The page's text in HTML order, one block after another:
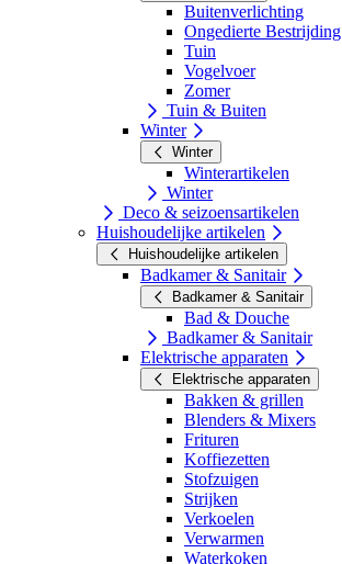
Buitenverlichting
Ongedierte Bestrijding
Tuin
Vogelvoer
Zomer
Tuin & Buiten
Winter
Winter
Winterartikelen
Winter
Deco & seizoensartikelen
Huishoudelijke artikelen
Huishoudelijke artikelen
Badkamer & Sanitair
Badkamer & Sanitair
Bad & Douche
Badkamer & Sanitair
Elektrische apparaten
Elektrische apparaten
Bakken & grillen
Blenders & Mixers
Frituren
Koffiezetten
Stofzuigen
Strijken
Verkoelen
Verwarmen
Waterkoken